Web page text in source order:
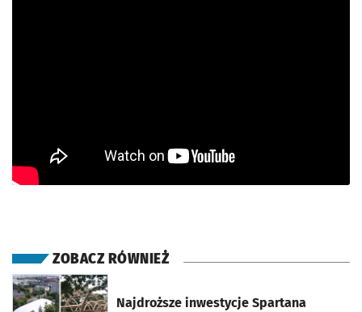
ZOBACZ RÓWNIEŻ
Najdroższe inwestycje Spartana
otworzy się w nowej karcie